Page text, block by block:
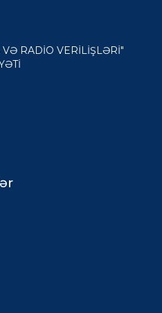
VƏ RADİO VERİLİŞLƏRİ"